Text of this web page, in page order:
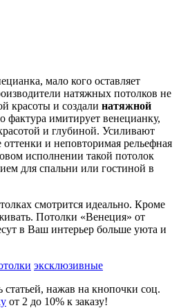
мало кого оставляет
натяжных потолков не
красоты и создали натяжной
фактура имитирует венецианку,
и глубиной. Усиливают
и неповторимая рельефная
исполнении такой потолок
для спальни или гостиной в
смотрится идеально. Кроме
Потолки «Венеция» от
в Ваш интерьер больше уюта и
эксклюзивные
статьей, нажав на кнопочки соц.
от 2 до 10% к заказу!